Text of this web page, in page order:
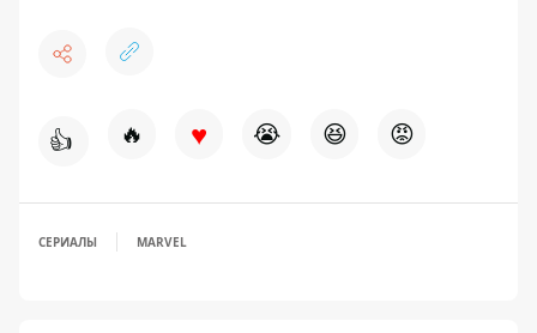
👍 🔥 ♥ 😭 😆 😡
СЕРИАЛЫ MARVEL